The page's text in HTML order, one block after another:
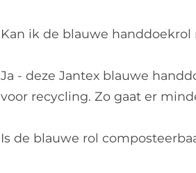
Kan ik de blauwe handdoekrol
Ja - deze Jantex blauwe
voor recycling. Zo gaat er
Is de blauwe rol